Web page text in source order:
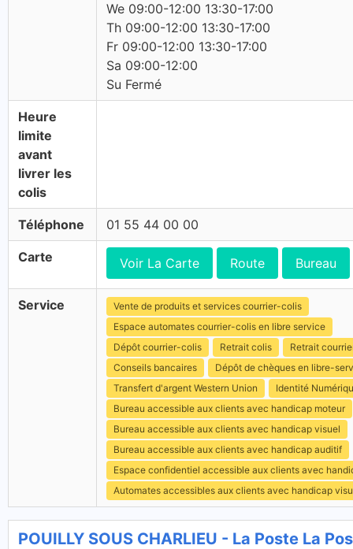
We 09:00-12:00 13:30-17:00
Th 09:00-12:00 13:30-17:00
Fr 09:00-12:00 13:30-17:00
Sa 09:00-12:00
Su Fermé
Heure
limite
avant
livrer les
colis
Téléphone 01 55 44 00 00
Carte Voir La Carte Route Bureau
Service
Vente de produits et services courrier-colis
Espace automates courrier-colis en libre service
Dépôt courrier-colis
Retrait colis
Retrait
Conseils bancaires
Dépôt de chèques en libre-
Transfert d'argent Western Union
Identité
Bureau accessible aux clients avec handicap moteur
Bureau accessible aux clients avec handicap visuel
Bureau accessible aux clients avec handicap auditif
Espace confidentiel accessible aux clients avec
Automates accessibles aux clients avec handicap
POUILLY SOUS CHARLIEU - La Poste La